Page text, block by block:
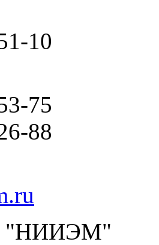
10
75
88
"НИИЭМ"